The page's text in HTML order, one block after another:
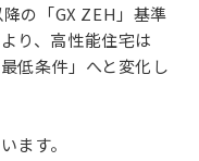
の「GX ZEH」基準
り、高性能住宅は
低条件」へと変化し
ます。